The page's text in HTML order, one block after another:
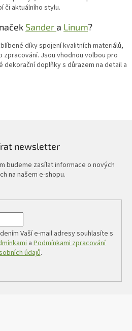
či aktuálního stylu.
Sander a Linum?
díky spojení kvalitních materiálů,
zpracování. Jsou vhodnou volbou pro
doplňky s důrazem na detail a
newsletter
budeme zasílat informace o nových
na našem e-shopu.
Vaší e-mail adresy souhlasíte s
a Podmínkami zpracování
údajů.